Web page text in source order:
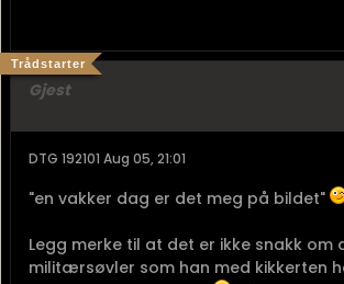
Gjest
Trådstarter
DTG 192101 Aug 05, 21:01
"en vakker dag er det meg på bildet"
Legg merke til at det er ikke snakk om
militærsøvler som han med kikkerten